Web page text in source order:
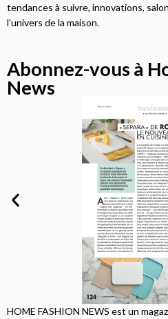
tendances à suivre, innovations,
l’univers de la maison.
Abonnez-vous à
News
HOME FASHION NEWS est un